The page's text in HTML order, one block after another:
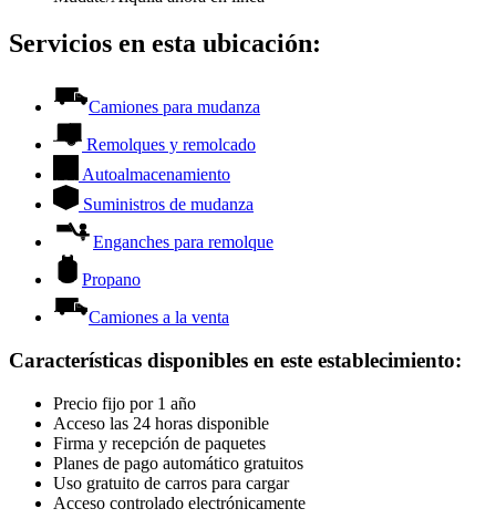
Servicios en esta ubicación:
Camiones para mudanza
Remolques y remolcado
Autoalmacenamiento
Suministros de mudanza
Enganches para remolque
Propano
Camiones a la venta
Características disponibles en este establecimiento:
Precio fijo por 1 año
Acceso las 24 horas disponible
Firma y recepción de paquetes
Planes de pago automático gratuitos
Uso gratuito de carros para cargar
Acceso controlado electrónicamente